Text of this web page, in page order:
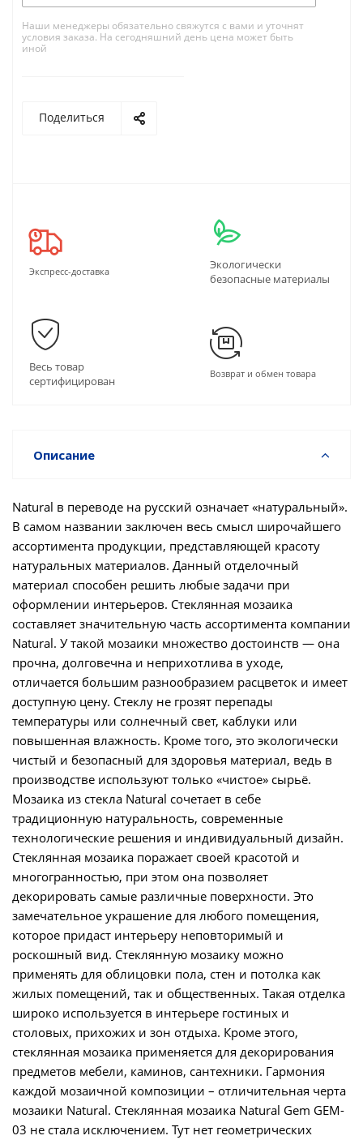
Наши менеджеры обязательно свяжутся с вами и уточнят
условия заказа. На сегодняшний день цена может быть
иной
Поделиться
Экспресс-доставка
Экологически
безопасные материалы
Весь товар
сертифицирован
Возврат и обмен товара
Описание
Natural в переводе на русский означает «натуральный».
В самом названии заключен весь смысл широчайшего
ассортимента продукции, представляющей красоту
натуральных материалов. Данный отделочный
материал способен решить любые задачи при
оформлении интерьеров. Стеклянная мозаика
составляет значительную часть ассортимента компании
Natural. У такой мозаики множество достоинств — она
прочна, долговечна и неприхотлива в уходе,
отличается большим разнообразием расцветок и имеет
доступную цену. Стеклу не грозят перепады
температуры или солнечный свет, каблуки или
повышенная влажность. Кроме того, это экологически
чистый и безопасный для здоровья материал, ведь в
производстве используют только «чистое» сырьё.
Мозаика из стекла Natural сочетает в себе
традиционную натуральность, современные
технологические решения и индивидуальный дизайн.
Стеклянная мозаика поражает своей красотой и
многогранностью, при этом она позволяет
декорировать самые различные поверхности. Это
замечательное украшение для любого помещения,
которое придаст интерьеру неповторимый и
роскошный вид. Стеклянную мозаику можно
применять для облицовки пола, стен и потолка как
жилых помещений, так и общественных. Такая отделка
широко используется в интерьере гостиных и
столовых, прихожих и зон отдыха. Кроме этого,
стеклянная мозаика применяется для декорирования
предметов мебели, каминов, сантехники. Гармония
каждой мозаичной композиции – отличительная черта
мозаики Natural. Стеклянная мозаика Natural Gem GEM-
03 не стала исключением. Тут нет геометрических